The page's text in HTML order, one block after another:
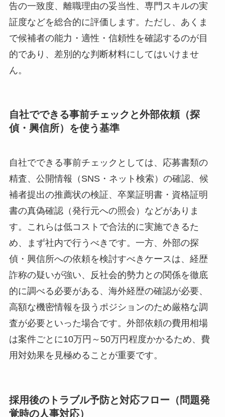
告の一致度、離職理由の妥当性、専門スキルの実
証度などを総合的に評価します。ただし、あくま
で候補者の能力・適性・信頼性を確認するのが目
的であり、差別的な判断材料にしてはいけませ
ん。
自社でできる事前チェックと外部依頼（探
偵・興信所）を使う基準
自社でできる事前チェックとしては、応募書類の
精査、公開情報（SNS・ネット検索）の確認、候
補者提出の推薦状の検証、卒業証明書・資格証明
書の真偽確認（発行元への照会）などがありま
す。これらは低コストで合法的に実施できるた
め、まず社内で行うべきです。一方、外部の探
偵・興信所への依頼を検討すべきケースは、経歴
詐称の疑いが強い、反社会的勢力との関係を徹底
的に調べる必要がある、海外経歴の確認が必要、
高額な機密情報を扱うポジションのため厳格な調
査が必要といった場合です。外部依頼の費用相場
は案件ごとに10万円～50万円程度かかるため、費
用対効果を見極めることが重要です。
採用後のトラブル予防と対応フロー（問題発
覚時の人事対応）